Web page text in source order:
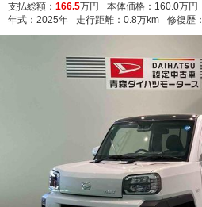
支払総額： 166.5万円 本体価格： 160.0万円
年式： 2025年 走行距離： 0.8万km 修復歴：